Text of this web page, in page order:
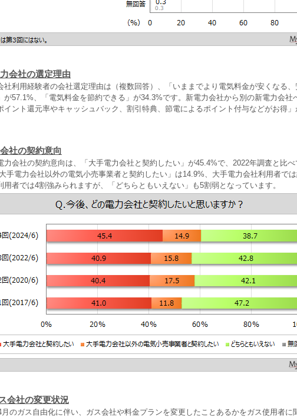
会社の選定理由
社利用経験者の会社選定理由は（複数回答）、「いままでより電気料金が安くなる
が57.1%、「電気料金を節約できる」が34.3%です。新電力会社から別の新電力会社
イント還元率やキャッシュバック、割引特典、節電によるポイント付与などがお得」
社の契約意向
力会社の契約意向は、「大手電力会社と契約したい」が45.4%で、2022年調査と比べ
手電力会社以外の電気小売事業者と契約したい」は14.9%、大手電力会社利用者で
用者では4割強みられますが、「どちらともいえない」も5割弱となっています。
会社の変更状況
月のガス自由化に伴い、ガス会社や料金プランを変更したことあるかをガス使用者に